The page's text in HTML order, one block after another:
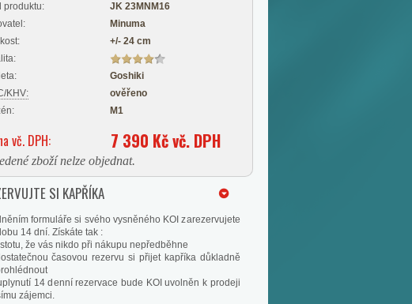
produktu:
JK 23MNM16
Minuma
+/- 24 cm
Goshiki
KHV:
ověřeno
M1
vč. DPH: 7 390 Kč vč. DPH
zboží nelze objednat.
SI KAPŘÍKA
formuláře si svého vysněného KOI zarezervujete
14 dní. Získáte tak :
že vás nikdo při nákupu nepředběhne
časovou rezervu si přijet kapříka důkladně
14 denní rezervace bude KOI uvolněn k prodeji
zájemci.